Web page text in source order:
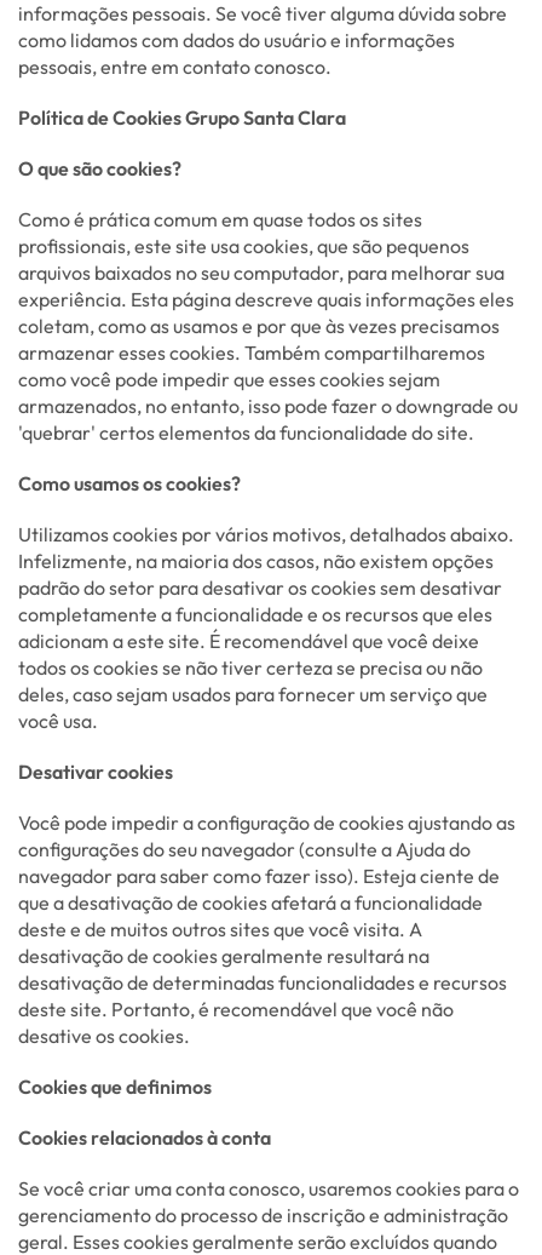
informações pessoais. Se você tiver alguma dúvida sobre
como lidamos com dados do usuário e informações
pessoais, entre em contato conosco.
Política de Cookies Grupo Santa Clara
O que são cookies?
Como é prática comum em quase todos os sites
profissionais, este site usa cookies, que são pequenos
arquivos baixados no seu computador, para melhorar sua
experiência. Esta página descreve quais informações eles
coletam, como as usamos e por que às vezes precisamos
armazenar esses cookies. Também compartilharemos
como você pode impedir que esses cookies sejam
armazenados, no entanto, isso pode fazer o downgrade ou
'quebrar' certos elementos da funcionalidade do site.
Como usamos os cookies?
Utilizamos cookies por vários motivos, detalhados abaixo.
Infelizmente, na maioria dos casos, não existem opções
padrão do setor para desativar os cookies sem desativar
completamente a funcionalidade e os recursos que eles
adicionam a este site. É recomendável que você deixe
todos os cookies se não tiver certeza se precisa ou não
deles, caso sejam usados para fornecer um serviço que
você usa.
Desativar cookies
Você pode impedir a configuração de cookies ajustando as
configurações do seu navegador (consulte a Ajuda do
navegador para saber como fazer isso). Esteja ciente de
que a desativação de cookies afetará a funcionalidade
deste e de muitos outros sites que você visita. A
desativação de cookies geralmente resultará na
desativação de determinadas funcionalidades e recursos
deste site. Portanto, é recomendável que você não
desative os cookies.
Cookies que definimos
Cookies relacionados à conta
Se você criar uma conta conosco, usaremos cookies para o
gerenciamento do processo de inscrição e administração
geral. Esses cookies geralmente serão excluídos quando